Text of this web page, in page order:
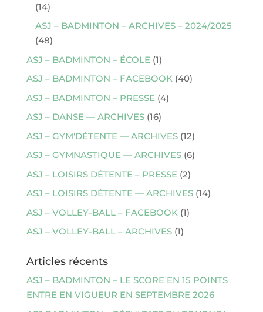
(14)
ASJ – BADMINTON – ARCHIVES – 2024/2025
(48)
ASJ – BADMINTON – ÉCOLE (1)
ASJ – BADMINTON – FACEBOOK(40)
ASJ – BADMINTON – PRESSE (4)
ASJ – DANSE — ARCHIVES(16)
ASJ – GYM'DÉTENTE — ARCHIVES(12)
ASJ – GYMNASTIQUE — ARCHIVES(6)
ASJ – LOISIRS DÉTENTE – PRESSE (2)
ASJ – LOISIRS DÉTENTE — ARCHIVES(14)
ASJ – VOLLEY-BALL – FACEBOOK (1)
ASJ – VOLLEY-BALL – ARCHIVES(1)
Articles récents
ASJ – BADMINTON – LE SCORE EN 15 POINTS
ENTRE EN VIGUEUR EN SEPTEMBRE 2026